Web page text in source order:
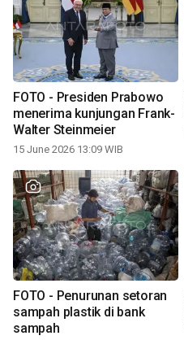
FOTO - Presiden Prabowo
menerima kunjungan Frank-
Walter Steinmeier
15 June 2026 13:09 WIB
FOTO - Penurunan setoran
sampah plastik di bank
sampah